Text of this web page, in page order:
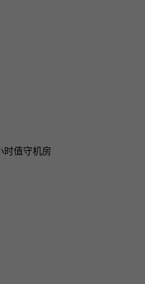
时值守机房